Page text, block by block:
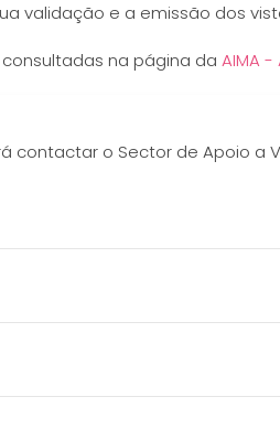
validação e a emissão dos
na página da AIMA
o Sector de Apoio a